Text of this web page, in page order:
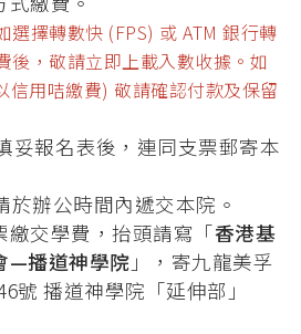
選擇轉數快 (FPS) 或 ATM 銀行轉
後，敬請立即上載入數收據。 如
信用咭繳費) 敬請確認付款及保留
妥報名表後，連同支票郵寄本
於辦公時間內遞交本院。
繳交學費，抬頭請寫「香港基
—播道神學院 」，寄九龍美孚
號 播道神學院「延伸部」